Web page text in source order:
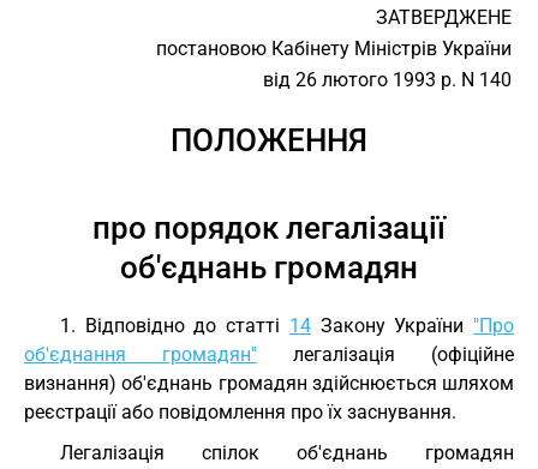
ЗАТВЕРДЖЕНЕ
постановою Кабінету Міністрів України
від 26 лютого 1993 р. N 140
ПОЛОЖЕННЯ
про порядок легалізації
об'єднань громадян
1. Відповідно до статті 14Закону України "Про
об'єднання громадян" легалізація (офіційне
визнання) об'єднань громадян здійснюється шляхом
реєстрації або повідомлення про їх заснування.
Легалізація спілок об'єднань громадян